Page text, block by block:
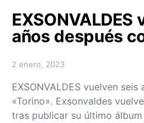
EXSONVALDES
años después
Posted on
2 enero, 2023
EXSONVALDES vuelven
«Torino». Exsonvaldes
tras publicar su último